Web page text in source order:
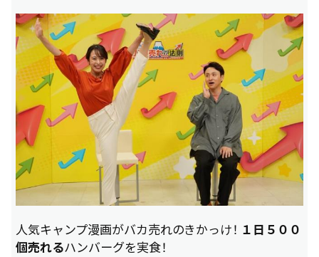
人気キャンプ漫画がバカ売れのきかっけ！ １日５００
個売れるハンバーグを実食！